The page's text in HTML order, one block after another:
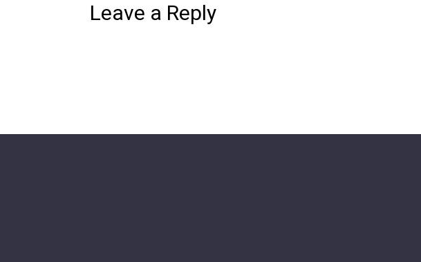
Leave a Reply